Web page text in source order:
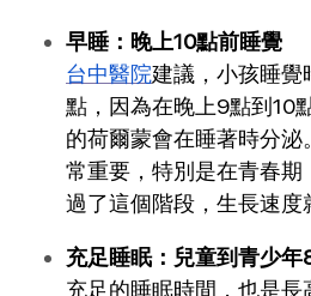
早睡：晚上10點前睡覺
台中醫院建議，小孩睡覺
點，因為在晚上9點到10
的荷爾蒙會在睡著時分
常重要，特別是在青春期
過了這個階段，生長速度
充足睡眠：兒童到青少年
充足的睡眠時間，也是